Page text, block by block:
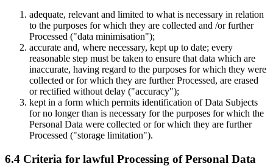
adequate, relevant and limited to what is necessary in relation
to the purposes for which they are collected and /or further
Processed ("data minimisation");
accurate and, where necessary, kept up to date; every
reasonable step must be taken to ensure that data which are
inaccurate, having regard to the purposes for which they were
collected or for which they are further Processed, are erased
or rectified without delay ("accuracy");
kept in a form which permits identification of Data Subjects
for no longer than is necessary for the purposes for which the
Personal Data were collected or for which they are further
Processed ("storage limitation").
6.4 Criteria for lawful Processing of Personal Data